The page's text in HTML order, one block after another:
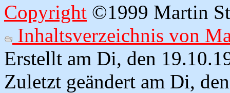
Copyright ©1999 Martin
Inhaltsverzeichnis von
Erstellt am Di, den
Zuletzt geändert am Di,